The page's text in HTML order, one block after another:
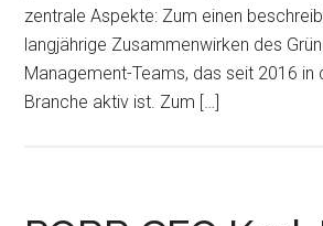
zentrale Aspekte: Zum einen
langjährige Zusammenwirken des
Management-Teams, das seit 2016 in
Branche aktiv ist. Zum […]